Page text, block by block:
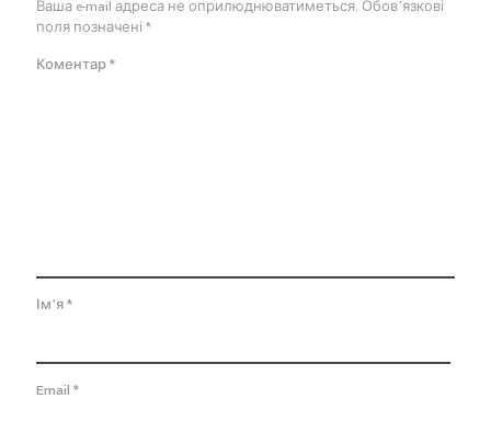
Ваша e-mail адреса не оприлюднюватиметься. Обов’язкові
поля позначені *
Коментар*
Ім'я*
Email *